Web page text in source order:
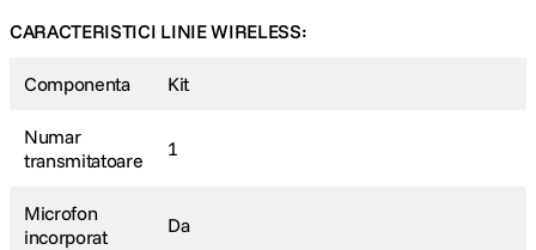
CARACTERISTICI LINIE WIRELESS:
Componenta Kit
Numar
transmitatoare
1
Microfon
incorporat
Da